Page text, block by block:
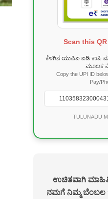
Scan this
ಕೆಳಗಿನ ಯುಪಿಐ ಐಡಿ ಕಾಪಿ
ಮೂಲಕ
Copy the UPI ID
Pay/
TULUNADU
ಉಚಿತವಾಗಿ
ನಮಗೆ ನಿಮ್ಮ ಬೆಂಬಲ